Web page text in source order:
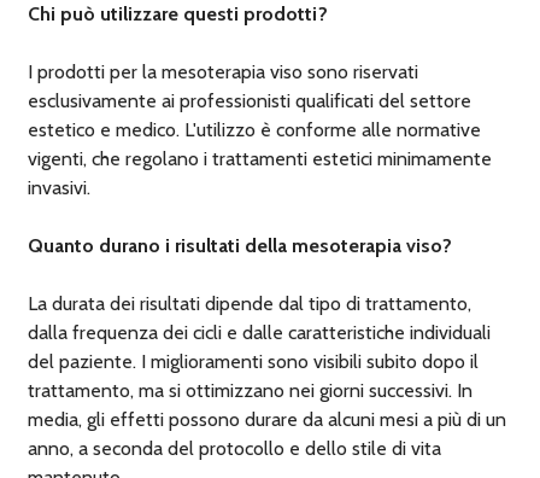
Chi può utilizzare questi prodotti?
I prodotti per la mesoterapia viso sono riservati
esclusivamente ai professionisti qualificati del settore
estetico e medico. L'utilizzo è conforme alle normative
vigenti, che regolano i trattamenti estetici minimamente
invasivi.
Quanto durano i risultati della mesoterapia viso?
La durata dei risultati dipende dal tipo di trattamento,
dalla frequenza dei cicli e dalle caratteristiche individuali
del paziente. I miglioramenti sono visibili subito dopo il
trattamento, ma si ottimizzano nei giorni successivi. In
media, gli effetti possono durare da alcuni mesi a più di un
anno, a seconda del protocollo e dello stile di vita